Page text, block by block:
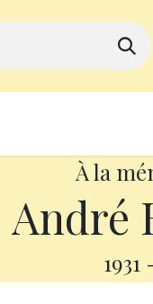
À la
André
1931